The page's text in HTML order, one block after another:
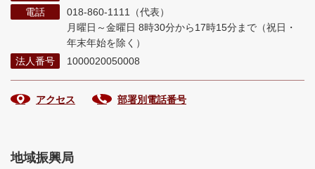
電話
018-860-1111（代表）
月曜日～金曜日 8時30分から17時15分まで （祝日・
年末年始を除く）
法人番号
1000020050008
アクセス 部署別電話番号
地域振興局